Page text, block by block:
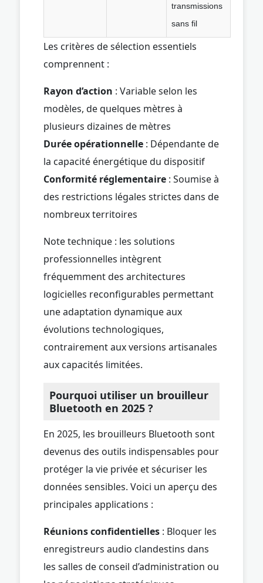
transmissions
sans fil
Les critères de sélection essentiels
comprennent :
Rayon d’action : Variable selon les
modèles, de quelques mètres à
plusieurs dizaines de mètres
Durée opérationnelle : Dépendante de
la capacité énergétique du dispositif
Conformité réglementaire : Soumise à
des restrictions légales strictes dans de
nombreux territoires
Note technique : les solutions
professionnelles intègrent
fréquemment des architectures
logicielles reconfigurables permettant
une adaptation dynamique aux
évolutions technologiques,
contrairement aux versions artisanales
aux capacités limitées.
Pourquoi utiliser un brouilleur
Bluetooth en 2025 ?
En 2025, les brouilleurs Bluetooth sont
devenus des outils indispensables pour
protéger la vie privée et sécuriser les
données sensibles. Voici un aperçu des
principales applications :
Réunions confidentielles : Bloquer les
enregistreurs audio clandestins dans
les salles de conseil d’administration ou